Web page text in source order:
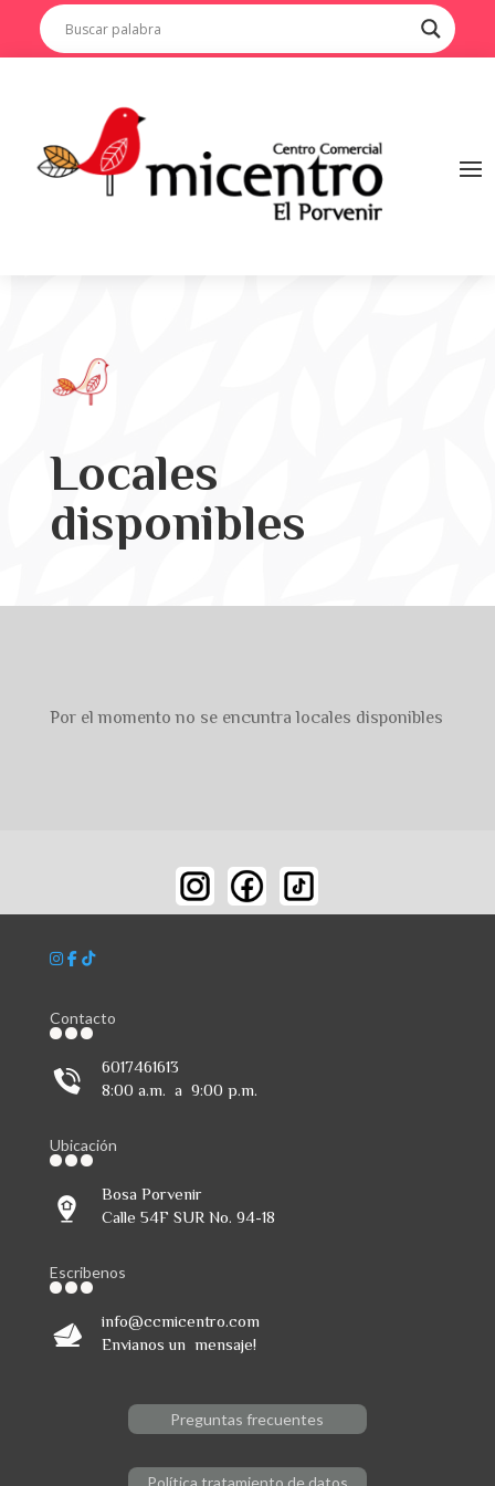
Locales
disponibles
Por el momento no se encuntra locales disponibles
Contacto
6017461613
8:00 a.m. a 9:00 p.m.
Ubicación
Bosa Porvenir
Calle 54F SUR No. 94-18
Escribenos
info@ccmicentro.com
Envianos un mensaje!
Preguntas frecuentes
Política tratamiento de datos